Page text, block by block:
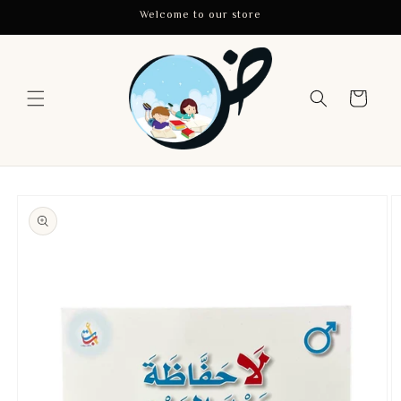
Welcome to our store
Cart
product
information